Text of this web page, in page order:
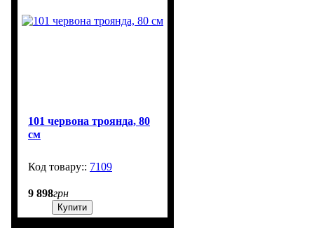
101 червона троянда, 80
см
7109
9 898грн
Купити